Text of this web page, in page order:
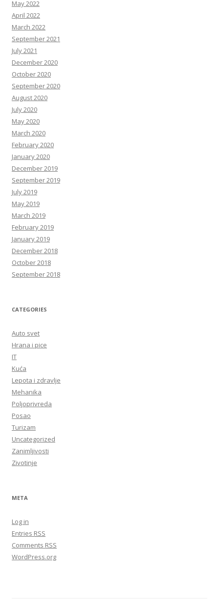
May 2022
April 2022
March 2022
September 2021
July 2021
December 2020
October 2020
September 2020
August 2020
July 2020
May 2020
March 2020
February 2020
January 2020
December 2019
September 2019
July 2019
May 2019
March 2019
February 2019
January 2019
December 2018
October 2018
September 2018
CATEGORIES
Auto svet
Hrana i pice
IT
Kuća
Lepota i zdravlje
Mehanika
Poljoprivreda
Posao
Turizam
Uncategorized
Zanimljivosti
Zivotinje
META
Log in
Entries RSS
Comments RSS
WordPress.org